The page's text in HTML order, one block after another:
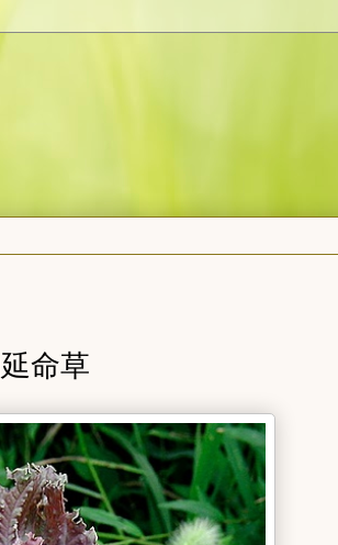
命草